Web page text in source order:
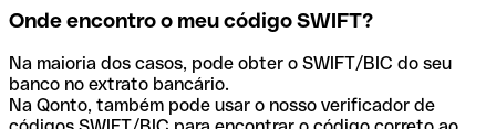
Onde encontro o meu código SWIFT?
Na maioria dos casos, pode obter o SWIFT/BIC do seu
banco no extrato bancário.
Na Qonto, também pode usar o nosso verificador de